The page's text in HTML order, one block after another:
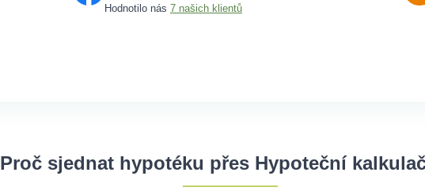
Hodnotilo nás 7 našich klientů
Proč sjednat hypotéku přes Hypoteční